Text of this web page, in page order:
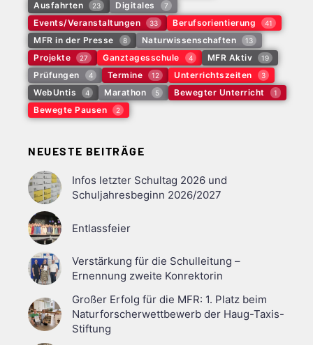
Ausfahrten 23 Digitales 7
Events/Veranstaltungen 33 Berufsorientierung 41
MFR in der Presse 8 Naturwissenschaften 13
Projekte 27 Ganztagesschule 4 MFR Aktiv 19
Prüfungen 4 Termine 12 Unterrichtszeiten 3
WebUntis 4 Marathon 5 Bewegter Unterricht 1
Bewegte Pausen 2
NEUESTE BEITRÄGE
Infos letzter Schultag 2026 und
Schuljahresbeginn 2026/2027
Entlassfeier
Verstärkung für die Schulleitung –
Ernennung zweite Konrektorin
Großer Erfolg für die MFR: 1. Platz beim
Naturforscherwettbewerb der Haug-Taxis-
Stiftung